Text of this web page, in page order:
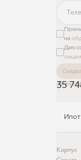
на
Даю
лицам
Скидка
38 857
35
Корпус